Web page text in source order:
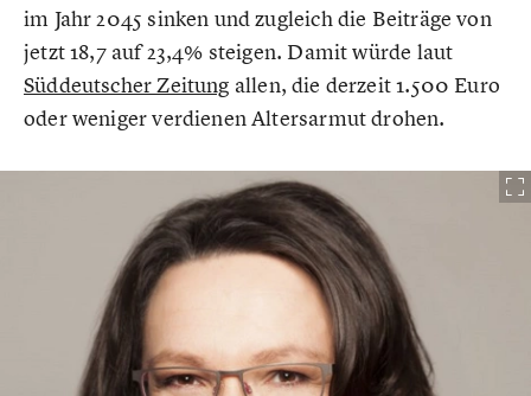
im Jahr 2045 sinken und zugleich die Beiträge von
jetzt 18,7 auf 23,4% steigen. Damit würde laut
Süddeutscher Zeitung allen, die derzeit 1.500 Euro
oder weniger verdienen Altersarmut drohen.